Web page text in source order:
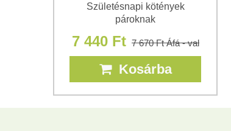
Születésnapi kötények
pároknak
7 440 Ft 7 670 FtÁfá - val
Kosárba